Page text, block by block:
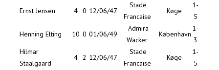
Ernst Jensen
4 0 12/06/47
Stade
Francaise
Køge
1-
5
Henning Elting
10 0 01/06/49
Admira
Wacker
København
1-
3
Hilmar
Staalgaard
4 2 12/06/47
Stade
Francaise
Køge
1-
5